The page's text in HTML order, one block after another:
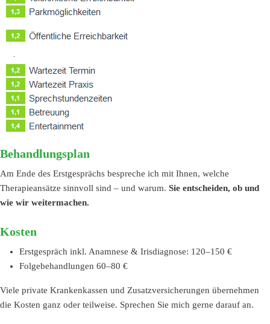
Behandlungsplan
Am Ende des Erstgesprächs bespreche ich mit Ihnen, welche
Therapieansätze sinnvoll sind – und warum. Sie entscheiden, ob und
wie wir weitermachen.
Kosten
Erstgespräch inkl. Anamnese & Irisdiagnose: 120–150 €
Folgebehandlungen 60–80 €
Viele private Krankenkassen und Zusatzversicherungen übernehmen
die Kosten ganz oder teilweise. Sprechen Sie mich gerne darauf an.